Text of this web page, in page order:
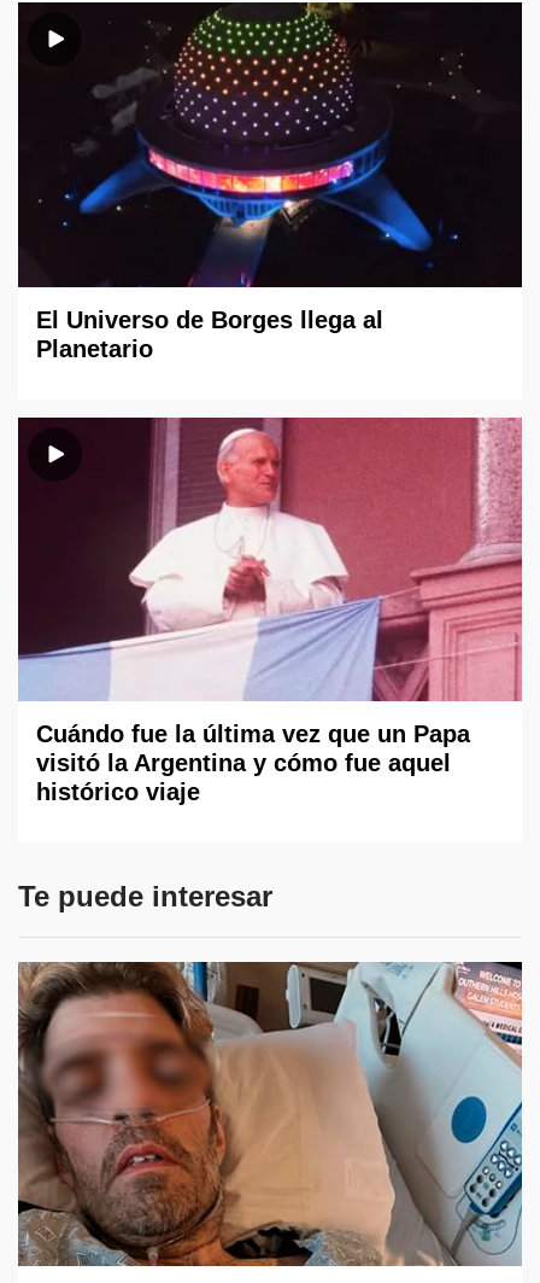
El Universo de Borges llega al
Planetario
Cuándo fue la última vez que un Papa
visitó la Argentina y cómo fue aquel
histórico viaje
Te puede interesar